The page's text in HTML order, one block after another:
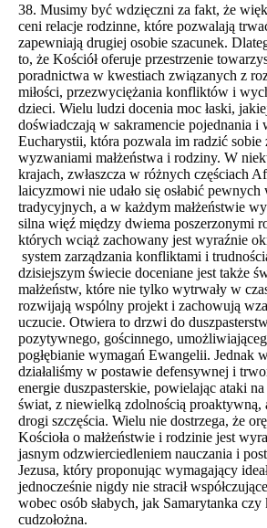
38. Musimy być wdzięczni za fakt, że
ceni relacje rodzinne, które pozwalają
zapewniają drugiej osobie szacunek.
to, że Kościół oferuje przestrzenie
poradnictwa w kwestiach związanych z
miłości, przezwyciężania konfliktów i
dzieci. Wielu ludzi docenia moc łaski,
doświadczają w sakramencie pojednania i
Eucharystii, która pozwala im radzić sobie
wyzwaniami małżeństwa i rodziny. W
krajach, zwłaszcza w różnych częściach
laicyzmowi nie udało się osłabić pewnych
tradycyjnych, a w każdym małżeństwie
silna więź między dwiema poszerzonymi
których wciąż zachowany jest wyraźnie
system zarządzania konfliktami i
dzisiejszym świecie doceniane jest także
małżeństw, które nie tylko wytrwały w
rozwijają wspólny projekt i zachowują
uczucie. Otwiera to drzwi do
pozytywnego, gościnnego,
pogłębianie wymagań Ewangelii. Jednak
działaliśmy w postawie defensywnej i
energie duszpasterskie, powielając ataki
świat, z niewielką zdolnością proaktywną,
drogi szczęścia. Wielu nie dostrzega, że
Kościoła o małżeństwie i rodzinie jest
jasnym odzwierciedleniem nauczania i
Jezusa, który proponując wymagający
jednocześnie nigdy nie stracił
wobec osób słabych, jak Samarytanka czy
cudzołożna.